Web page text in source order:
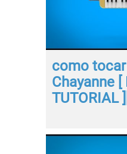
como tocar
Chayanne [
TUTORIAL